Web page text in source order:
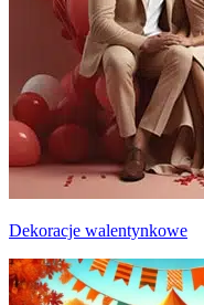
Dekoracje walentynkowe